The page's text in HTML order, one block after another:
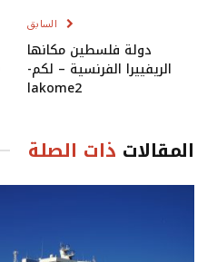
السابق
دولة فلسطين مكانها
الريفييرا الفرنسية – لكم-
lakome2
المقالات ذات الصلة